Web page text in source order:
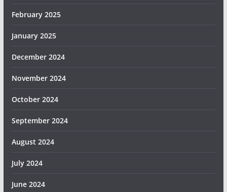
February 2025
January 2025
December 2024
November 2024
October 2024
September 2024
August 2024
July 2024
June 2024